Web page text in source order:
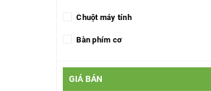
Chuột máy tính
Bàn phím cơ
GIÁ BÁN